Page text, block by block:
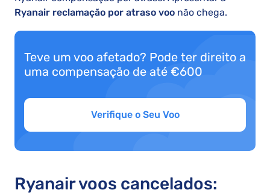
Ryanair reclamação por atraso voo não chega.
Teve um voo afetado? Pode ter direito a
uma compensação de até €600
Verifique o Seu Voo
Ryanair voos cancelados: